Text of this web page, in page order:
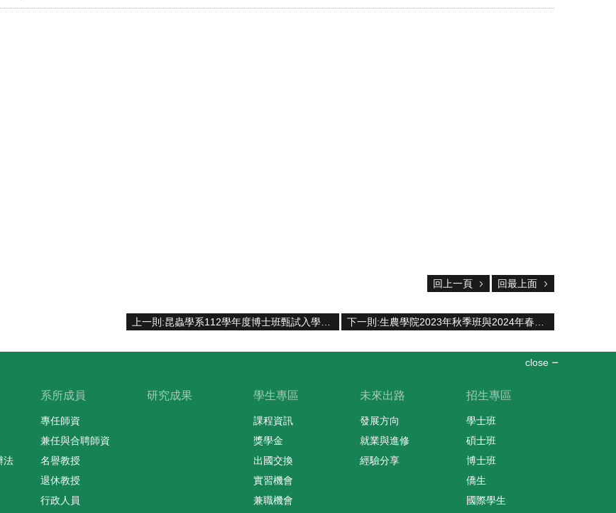
回上一頁 回最上面
close
法
系所成員
專任師資
兼任與合聘師資
名譽教授
退休教授
行政人員
研究成果 學生專區
課程資訊
獎學金
出國交換
實習機會
兼職機會
未來出路
發展方向
就業與進修
經驗分享
招生專區
學士班
碩士班
博士班
僑生
國際學生